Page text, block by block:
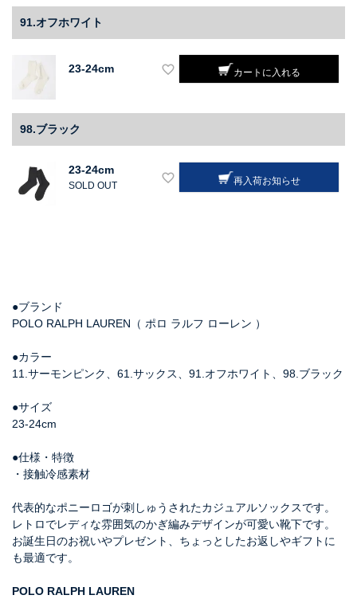
91.オフホワイト
23-24cm カートに入れる
98.ブラック
23-24cm
SOLD OUT 再入荷お知らせ
●ブランド
POLO RALPH LAUREN（ ポロ ラルフ ローレン ）
●カラー
11.サーモンピンク、61.サックス、91.オフホワイト、98.ブラック
●サイズ
23-24cm
●仕様・特徴
・接触冷感素材
代表的なポニーロゴが刺しゅうされたカジュアルソックスです。
レトロでレディな雰囲気のかぎ編みデザインが可愛い靴下です。
お誕生日のお祝いやプレゼント、ちょっとしたお返しやギフトに
も最適です。
POLO RALPH LAUREN